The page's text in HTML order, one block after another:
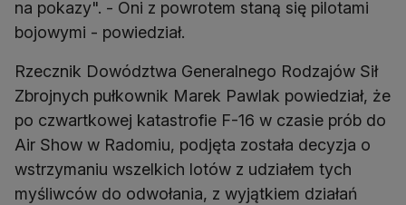
na pokazy". - Oni z powrotem staną się pilotami
bojowymi - powiedział.
Rzecznik Dowództwa Generalnego Rodzajów Sił
Zbrojnych pułkownik Marek Pawlak powiedział, że
po czwartkowej katastrofie F-16 w czasie prób do
Air Show w Radomiu, podjęta została decyzja o
wstrzymaniu wszelkich lotów z udziałem tych
myśliwców do odwołania, z wyjątkiem działań